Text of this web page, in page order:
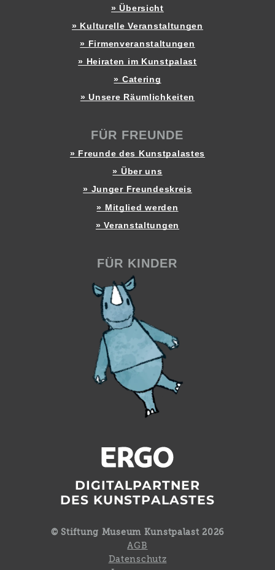
» Übersicht
» Kulturelle Veranstaltungen
» Firmenveranstaltungen
» Heiraten im Kunstpalast
» Catering
» Unsere Räumlichkeiten
FÜR FREUNDE
» Freunde des Kunstpalastes
» Über uns
» Junger Freundeskreis
» Mitglied werden
» Veranstaltungen
FÜR KINDER
DIGITALPARTNER
DES KUNSTPALASTES
© Stiftung Museum Kunstpalast 2026
AGB
Datenschutz